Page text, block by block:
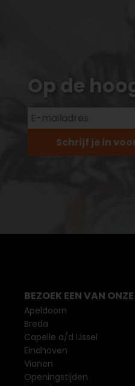
Op de
Schrijf je in
BEZOEK EEN VAN
Apeldoorn
Breda
Capelle a/d IJssel
Eindhoven
Vianen
Openingstijden